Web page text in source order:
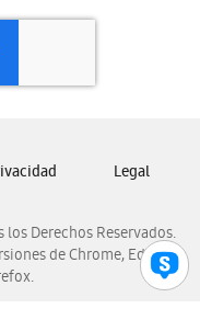
Derechos Reservados.
de Chrome, Edge,
Legal